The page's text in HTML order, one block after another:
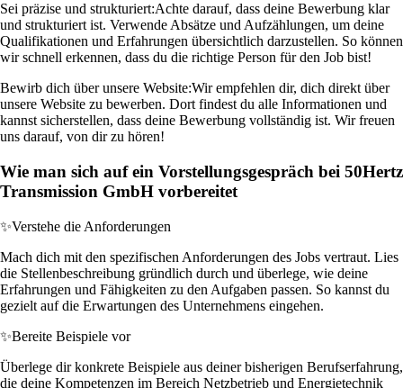
Sei präzise und strukturiert:Achte darauf, dass deine Bewerbung klar
und strukturiert ist. Verwende Absätze und Aufzählungen, um deine
Qualifikationen und Erfahrungen übersichtlich darzustellen. So können
wir schnell erkennen, dass du die richtige Person für den Job bist!
Bewirb dich über unsere Website:Wir empfehlen dir, dich direkt über
unsere Website zu bewerben. Dort findest du alle Informationen und
kannst sicherstellen, dass deine Bewerbung vollständig ist. Wir freuen
uns darauf, von dir zu hören!
Wie man sich auf ein Vorstellungsgespräch bei 50Hertz
Transmission GmbH vorbereitet
✨Verstehe die Anforderungen
Mach dich mit den spezifischen Anforderungen des Jobs vertraut. Lies
die Stellenbeschreibung gründlich durch und überlege, wie deine
Erfahrungen und Fähigkeiten zu den Aufgaben passen. So kannst du
gezielt auf die Erwartungen des Unternehmens eingehen.
✨Bereite Beispiele vor
Überlege dir konkrete Beispiele aus deiner bisherigen Berufserfahrung,
die deine Kompetenzen im Bereich Netzbetrieb und Energietechnik